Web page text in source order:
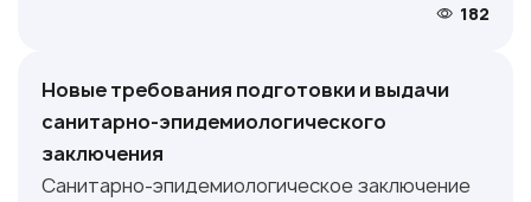
182
Новые требования подготовки и выдачи
санитарно-эпидемиологического
заключения
Санитарно-эпидемиологическое заключение